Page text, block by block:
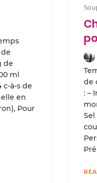
de
ml
c-à-s de
en
Pour
de
: –